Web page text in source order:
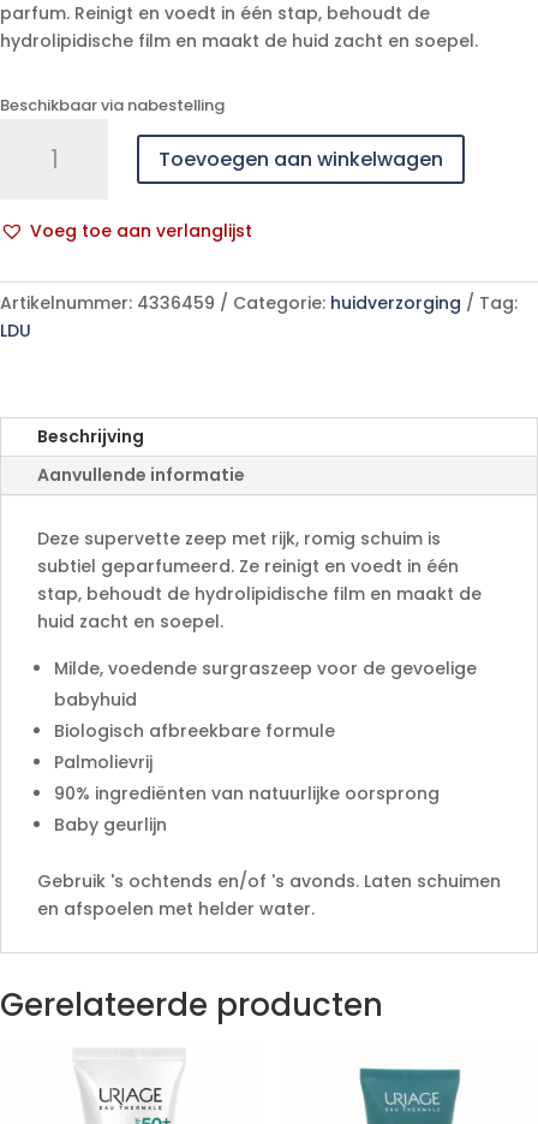
parfum. Reinigt en voedt in één stap, behoudt de
hydrolipidische film en maakt de huid zacht en soepel.
Beschikbaar via nabestelling
Lavante
100g
aantal
Toevoegen aan winkelwagen
Voeg toe aan verlanglijst
l
t
e
a
t
Artikelnummer: 4336459 Categorie: huidverzorging
Tag:
LDU
Beschrijving
Aanvullende informatie
Deze supervette zeep met rijk, romig schuim is
subtiel geparfumeerd. Ze reinigt en voedt in één
stap, behoudt de hydrolipidische film en maakt de
huid zacht en soepel.
Milde, voedende surgraszeep voor de gevoelige
babyhuid
Biologisch afbreekbare formule
Palmolievrij
90% ingrediënten van natuurlijke oorsprong
Baby geurlijn
Gebruik 's ochtends en/of 's avonds. Laten schuimen
en afspoelen met helder water.
Gerelateerde producten